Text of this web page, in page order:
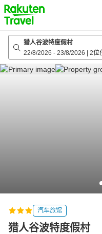
to
top
page
猎人谷波特度假村
22/8/2026 - 23/8/2026 2位
汽车旅馆
猎人谷波特度假村